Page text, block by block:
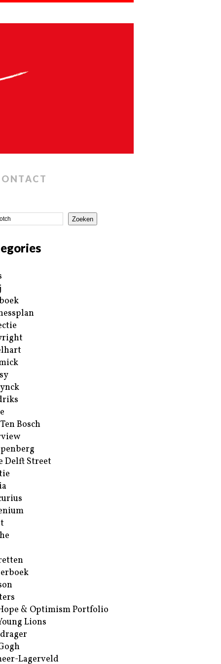
Zoeken
Bosch
Delft Street
& Optimism Portfolio
Lions
Lagerveld